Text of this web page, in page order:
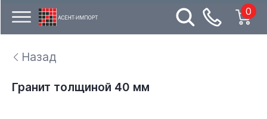
0
Назад
Гранит толщиной 40 мм